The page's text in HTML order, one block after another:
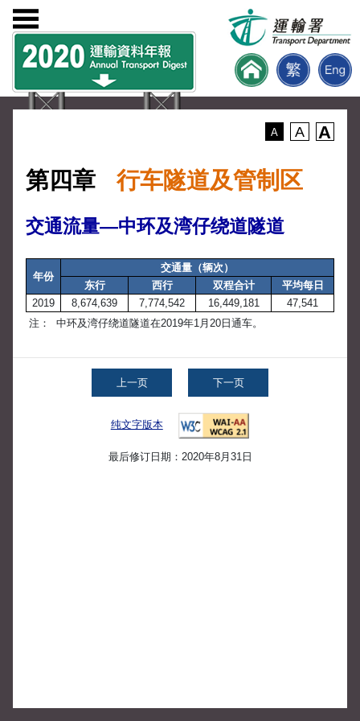
A A A
第四章 行车隧道及管制区
交通流量—中环及湾仔绕道隧道
年份
交通量（辆次）
东行
西行 双程合计
平均每日
2019
8,674,639 7,774,542 16,449,181
47,541
注：
中环及湾仔绕道隧道在2019年1月20日通车。
上一页 下一页
纯文字版本
最后修订日期：2020年8月31日